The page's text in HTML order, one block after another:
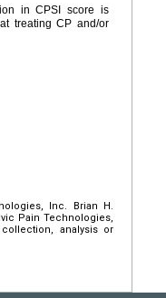
in CPSI score is
treating CP and/or
Inc. Brian H.
Pain Technologies,
analysis or